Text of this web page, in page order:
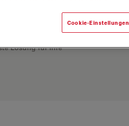
Lösung. Erkunden Sie
Lösung für Ihre
Cookie-Einstellungen